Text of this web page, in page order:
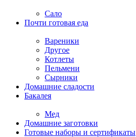
Сало
Почти готовая еда
Вареники
Другое
Котлеты
Пельмени
Сырники
Домашние сладости
Бакалея
Мед
Домашние заготовки
Готовые наборы и сертификаты